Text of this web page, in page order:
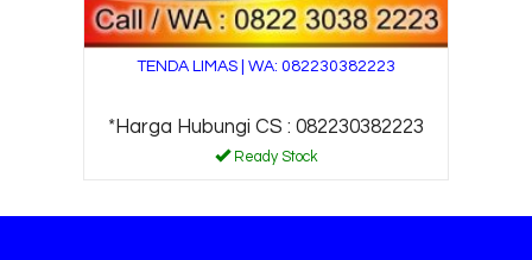
TENDA LIMAS | WA: 082230382223
*Harga Hubungi CS : 082230382223
Ready Stock